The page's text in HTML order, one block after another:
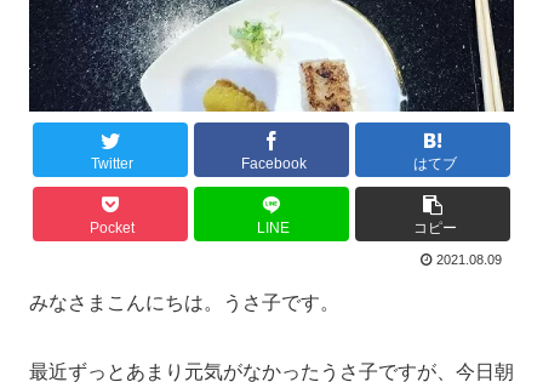
Twitter Facebook はてブ
Pocket LINE コピー
2021.08.09
みなさまこんにちは。うさ子です。
最近ずっとあまり元気がなかったうさ子ですが、今日朝